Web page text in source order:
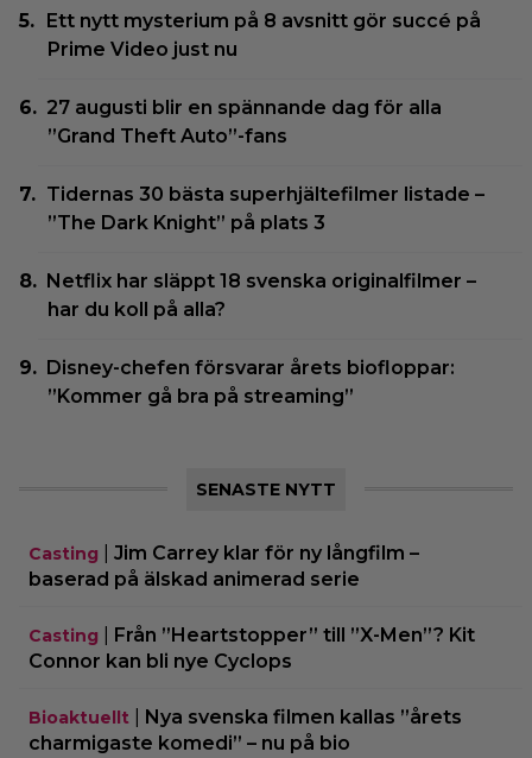
Ett nytt mysterium på 8 avsnitt gör succé på
Prime Video just nu
27 augusti blir en spännande dag för alla
”Grand Theft Auto”-fans
Tidernas 30 bästa superhjältefilmer listade –
”The Dark Knight” på plats 3
Netflix har släppt 18 svenska originalfilmer –
har du koll på alla?
Disney-chefen försvarar årets biofloppar:
”Kommer gå bra på streaming”
SENASTE NYTT
Casting
Jim Carrey klar för ny långfilm –
baserad på älskad animerad serie
Casting
Från ”Heartstopper” till ”X-Men”? Kit
Connor kan bli nye Cyclops
Bioaktuellt
Nya svenska filmen kallas ”årets
charmigaste komedi” – nu på bio